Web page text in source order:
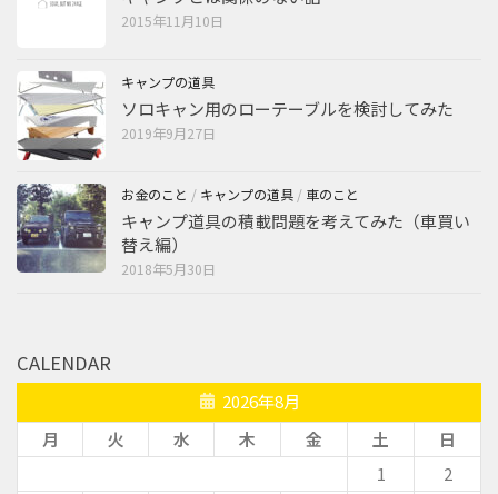
2015年11月10日
キャンプの道具
ソロキャン用のローテーブルを検討してみた
2019年9月27日
お金のこと / キャンプの道具 / 車のこと
キャンプ道具の積載問題を考えてみた（車買い
替え編）
2018年5月30日
CALENDAR
2026年8月
月
火 水 木 金 土
日
1
2